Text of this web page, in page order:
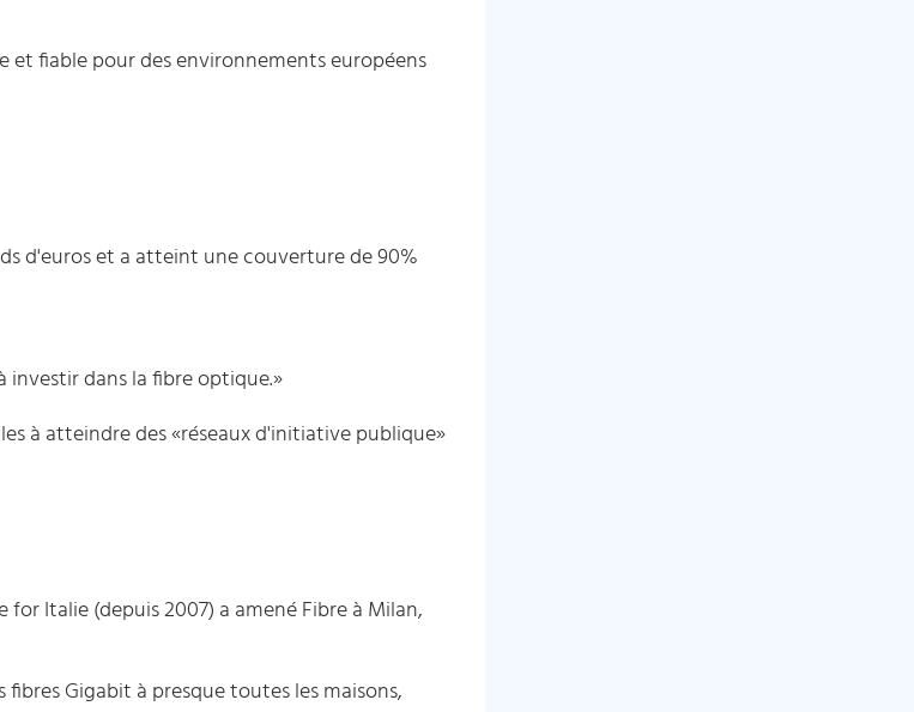
et fiable pour des environnements européens
d'euros et a atteint une couverture de 90%
investir dans la fibre optique.»
à atteindre des «réseaux d'initiative publique»
Italie (depuis 2007) a amené Fibre à Milan,
Gigabit à presque toutes les maisons,